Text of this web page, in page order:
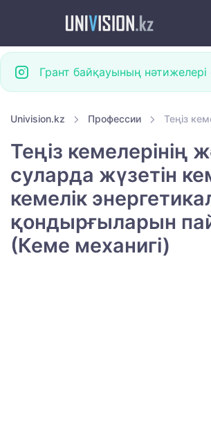
Грант байқауының нәтижелері
Univision.kz Профессии Теңіз
Теңіз кемелерінің
суларда жүзетін
кемелік
қондырғыларын
(Кеме механигі)